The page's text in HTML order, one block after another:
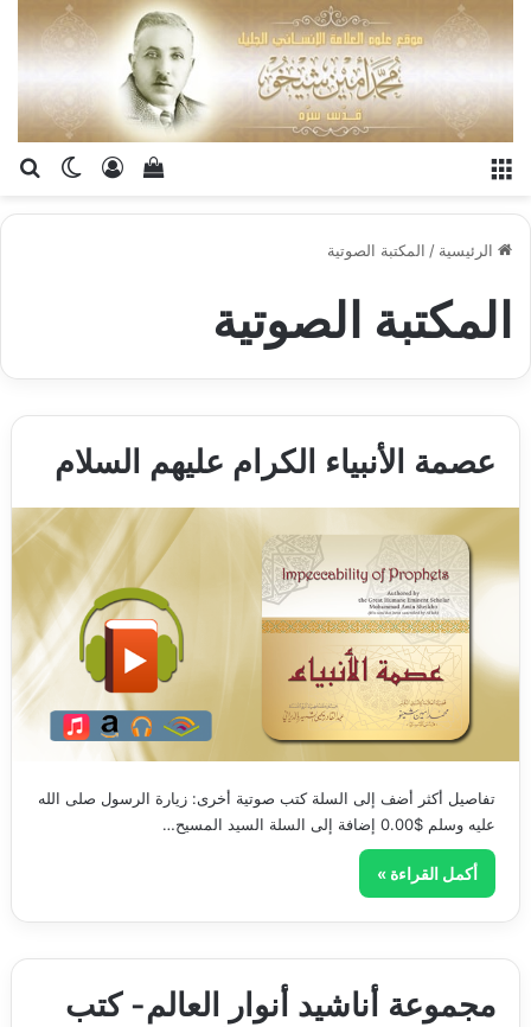
الوضعتسجيل
إستعراض سلة
الرئيسية / المكتبة الصوتية
المكتبة الصوتية
عصمة الأنبياء الكرام عليهم السلام
تفاصيل أكثر أضف إلى السلة كتب صوتية أخرى: زيارة الرسول صلى الله
عليه وسلم $0.00 إضافة إلى السلة السيد المسيح…
أكمل القراءة »
مجموعة أناشيد أنوار العالم- كتب